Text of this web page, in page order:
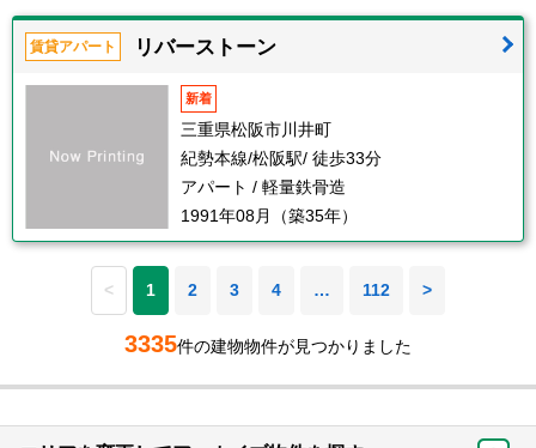
賃貸アパート リバーストーン
新着
三重県松阪市川井町
紀勢本線/松阪駅/ 徒歩33分
アパート / 軽量鉄骨造
1991年08月（築35年）
< 1 2 3 4 … 112 >
3335件の建物物件が見つかりました